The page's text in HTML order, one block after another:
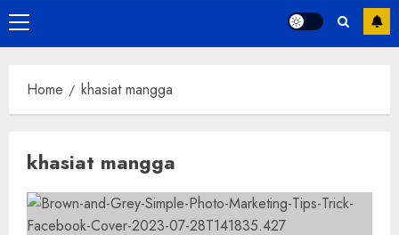
Primary
Menu
Home khasiat mangga
khasiat mangga